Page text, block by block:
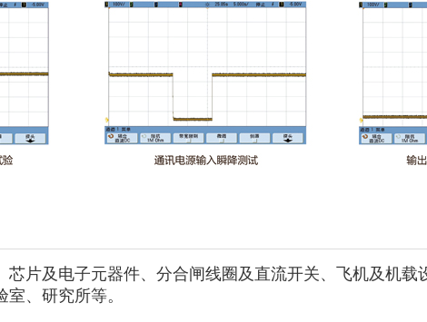
片及电子元器件、分合闸线圈及直流开关、飞机及机载
、研究所等。